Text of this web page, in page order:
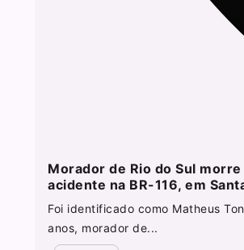
Morador de Rio do Sul
acidente na BR-116, em
Foi identificado como Matheus
anos, morador de...